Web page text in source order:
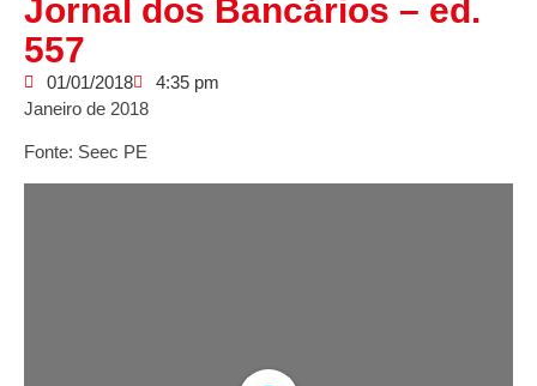
Jornal dos Bancários – ed.
557
01/01/2018
4:35 pm
Janeiro de 2018
Fonte: Seec PE